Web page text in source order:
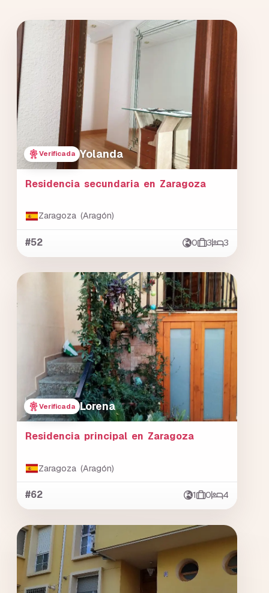
Verificada Yolanda
Residencia secundaria en Zaragoza
Zaragoza (Aragón)
#52 0 3 3
Verificada Lorena
Residencia principal en Zaragoza
Zaragoza (Aragón)
#62 1 0 4